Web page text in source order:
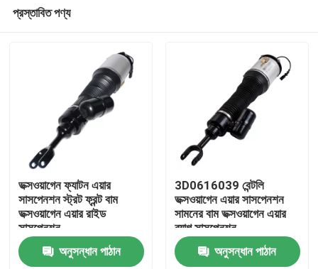
বাড়ি
প্রস্তাবিত পণ্য
ভক্সওয়াগেন ফ্যাটন এয়ার
সাসপেনশন স্ট্রট ফ্রন্ট বাম
ভক্সওয়াগেন এয়ার রাইড
সাসপেনশন
3D0616039AA
অনুসন্ধান পাঠান
3D0616039 বেন্টলি
ভক্সওয়াগেন এয়ার সাসপেনশন
সামনের বাম ভক্সওয়াগেন এয়ার
ব্যাগ সাসপেনশন
অনুসন্ধান পাঠান